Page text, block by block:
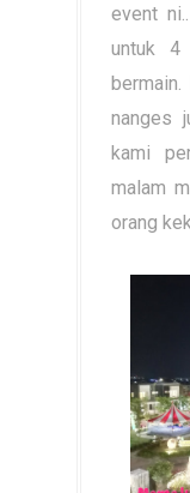
event
untuk 4
bermain.
nanges
kami
malam
orang